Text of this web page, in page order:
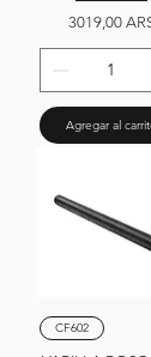
Precio
3019,00
Agregar al
CF602